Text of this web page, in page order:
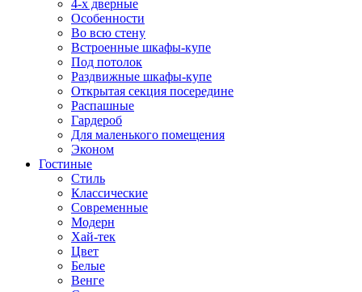
4-х дверные
Особенности
Во всю стену
Встроенные шкафы-купе
Под потолок
Раздвижные шкафы-купе
Открытая секция посередине
Распашные
Гардероб
Для маленького помещения
Эконом
Гостиные
Стиль
Классические
Современные
Модерн
Хай-тек
Цвет
Белые
Венге